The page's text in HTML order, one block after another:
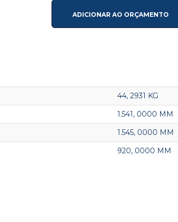
ADICIONAR AO ORÇAMENTO
44, 2931 KG
1.541, 0000 MM
1.545, 0000 MM
920, 0000 MM